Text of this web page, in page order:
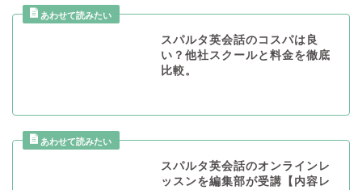
スパルタ英会話のコスパは良
い？他社スクールと料金を徹底
比較。
スパルタ英会話のオンラインレ
ッスンを編集部が受講【内容レ